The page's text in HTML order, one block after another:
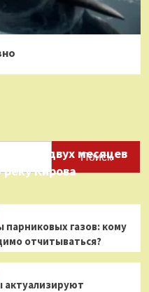
Поиск
двух месяцев
Кирова
парниковых газов: кому
отчитываться?
актуализируют